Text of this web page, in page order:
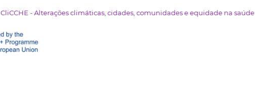
CliCCHE - Alterações climáticas, cidades, comunidades e equidade na saúde